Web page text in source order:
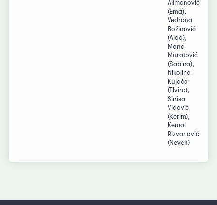
Alimanović
(Ema),
Vedrana
Božinović
(Aida),
Mona
Muratović
(Sabina),
Nikolina
Kujača
(Elvira),
Sinisa
Vidović
(Kerim),
Kemal
Rizvanović
(Neven)